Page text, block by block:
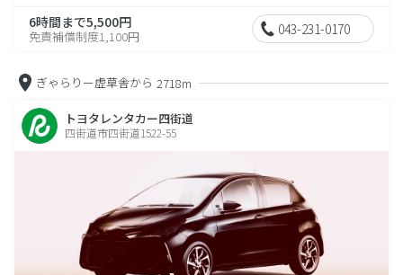
6時間まで5,500円
免責補償制度1,100円 043-231-0170
ぎゃらりー虚草舎から 2718m
トヨタレンタカー四街道
四街道市四街道1522-55